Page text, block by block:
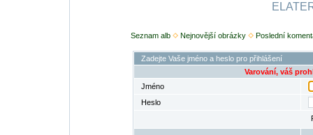
Seznam alb Nejnovější obrázky Poslední
Zadejte Vaše jméno a heslo pro přihlášení
Varování, váš
Jméno
Heslo